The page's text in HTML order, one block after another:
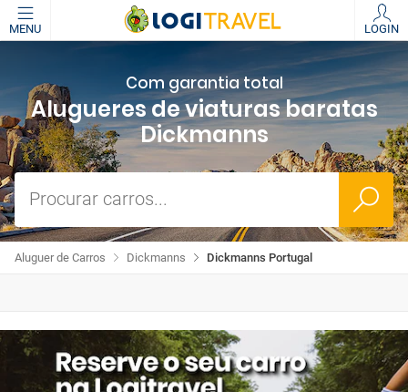
MENU LOGIN
Com garantia total
Alugueres de viaturas baratas
Dickmanns
Procurar carros...
Dickmanns Portugal
Dickmanns
Aluguer de Carros